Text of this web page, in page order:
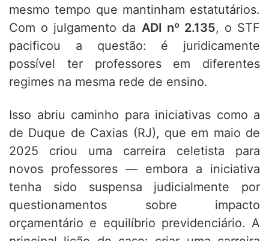
mesmo tempo que mantinham estatutários.
Com o julgamento da ADI nº 2.135, o STF
pacificou a questão: é juridicamente
possível ter professores em diferentes
regimes na mesma rede de ensino.
Isso abriu caminho para iniciativas como a
de Duque de Caxias (RJ), que em maio de
2025 criou uma carreira celetista para
novos professores — embora a iniciativa
tenha sido suspensa judicialmente por
questionamentos sobre impacto
orçamentário e equilíbrio previdenciário. A